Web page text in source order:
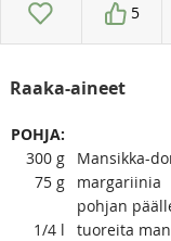
5
Raaka-aineet
POHJA:
300 g
Mansikka-
75 g
margariinia
pohjan
1/4 l
tuoreita